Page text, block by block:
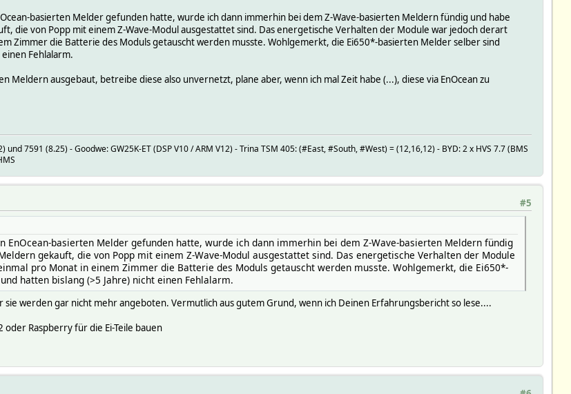
basierten Melder gefunden hatte, wurde ich dann immerhin bei dem Z-Wave-basierten Meldern fündig und habe
die von Popp mit einem Z-Wave-Modul ausgestattet sind. Das energetische Verhalten der Module war jedoch derart
Zimmer die Batterie des Moduls getauscht werden musste. Wohlgemerkt, die Ei650*-basierten Melder selber sind
Fehlalarm.
Meldern ausgebaut, betreibe diese also unvernetzt, plane aber, wenn ich mal Zeit habe (...), diese via EnOcean zu
7591 (8.25) - Goodwe: GW25K-ET (DSP V10 / ARM V12) - Trina TSM 405: (#East, #South, #West) = (12,16,12) - BYD: 2 x HVS 7.7 (BMS
#5
EnOcean-basierten Melder gefunden hatte, wurde ich dann immerhin bei dem Z-Wave-basierten Meldern fündig
gekauft, die von Popp mit einem Z-Wave-Modul ausgestattet sind. Das energetische Verhalten der Module
pro Monat in einem Zimmer die Batterie des Moduls getauscht werden musste. Wohlgemerkt, die Ei650*-
hatten bislang (>5 Jahre) nicht einen Fehlalarm.
sie werden gar nicht mehr angeboten. Vermutlich aus gutem Grund, wenn ich Deinen Erfahrungsbericht so lese....
Raspberry für die Ei-Teile bauen